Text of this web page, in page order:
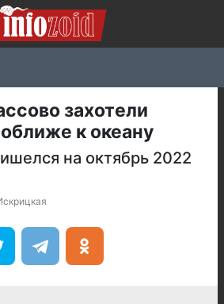
захотели
к океану
на октябрь 2022